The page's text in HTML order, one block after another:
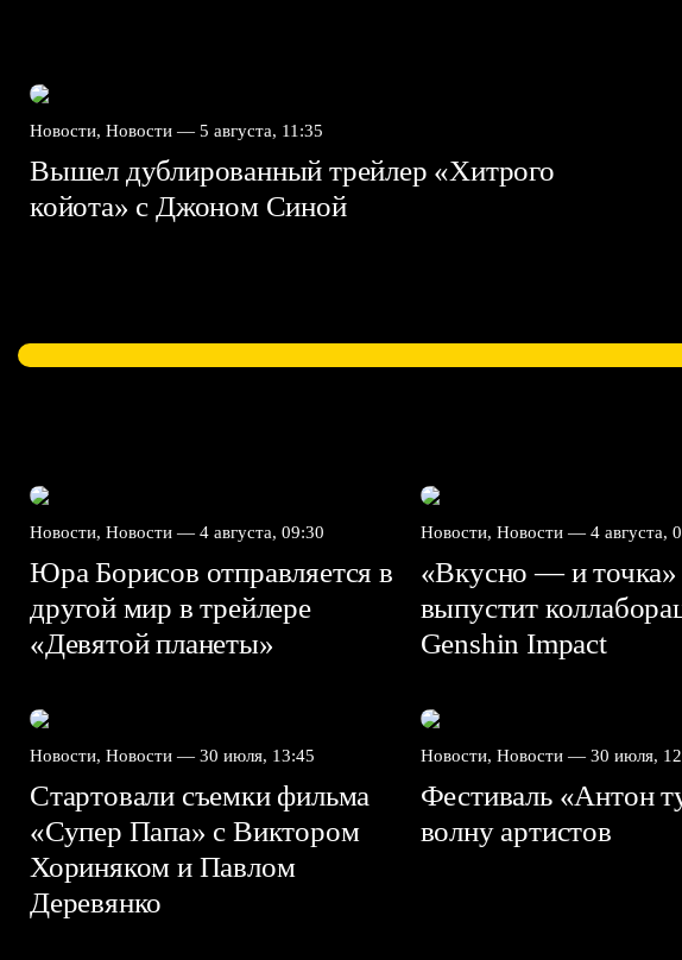
Новости, Новости — 5 августа, 11:35
Вышел дублированный трейлер «Хитрого
койота» с Джоном Синой
Новости, Новости — 4 августа, 09:30
Юра Борисов отправляется в
другой мир в трейлере
«Девятой планеты»
Новости, Новости — 4 августа,
«Вкусно — и точка»
выпустит
Genshin Impact⁠⁠
Новости, Новости — 30 июля, 13:45
Стартовали съемки фильма
«Супер Папа» с Виктором
Хориняком и Павлом
Деревянко
Новости, Новости — 30 июля,
Фестиваль «Антон
волну артистов